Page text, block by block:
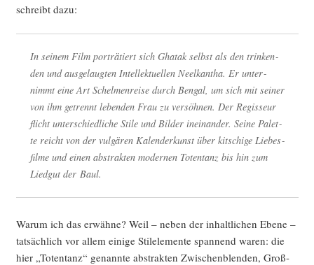
schreibt dazu:
In sei­nem Film por­trä­tiert sich Ghat­ak selbst als den trin­ken­
den und aus­ge­laug­ten Intel­lek­tu­el­len Neelkan­tha. Er unter­
nimmt eine Art Schel­men­rei­se durch Ben­gal, um sich mit sei­ner
von ihm getrennt leben­den Frau zu ver­söh­nen. Der Regis­seur
flicht unter­schied­li­che Sti­le und Bil­der inein­an­der. Sei­ne Palet­
te reicht von der vul­gä­ren Kalen­der­kunst über kit­schi­ge Lie­bes­
fil­me und einen abs­trak­ten moder­nen Toten­tanz bis hin zum
Lied­gut der Baul.
War­um ich das erwäh­ne? Weil – neben der inhalt­li­chen Ebe­ne –
tat­säch­lich vor allem eini­ge Stil­ele­men­te span­nend waren: die
hier „Toten­tanz“ genann­te abs­trak­ten Zwi­schen­blen­den, Groß­